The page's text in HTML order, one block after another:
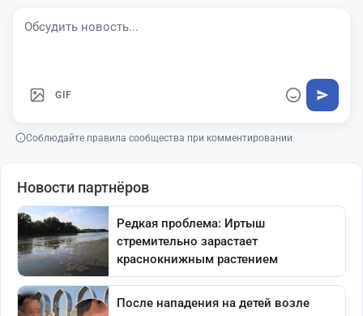
GIF
Соблюдайте правила сообщества при комментировании